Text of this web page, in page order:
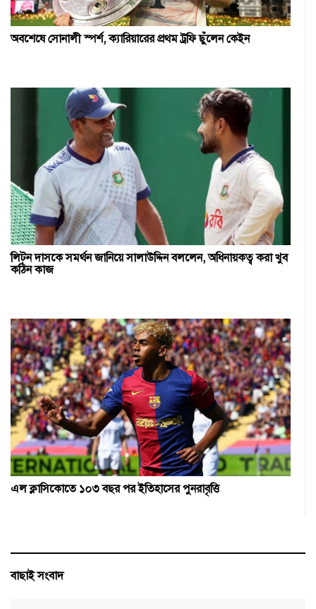
অবশেষে সোনালী স্পর্শ, ক্যারিয়ারের প্রথম ট্রফি ছুঁলেন কেইন
লিটন দাসকে সমর্থন জানিয়ে সালাউদ্দিন বললেন, অধিনায়কত্ব করা খুব
কঠিন কাজ
এল ক্লাসিকোতে ১০৩ বছর পর ইতিহাসের পুনরাবৃত্তি
বাছাই সংবাদ